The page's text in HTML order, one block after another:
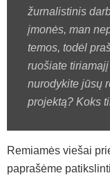
žurnalistinis
įmonės, man
temos, todėl
ruošiate
nurodykite jūsų
projektą? Koks
Remiamės viešai
paprašėme